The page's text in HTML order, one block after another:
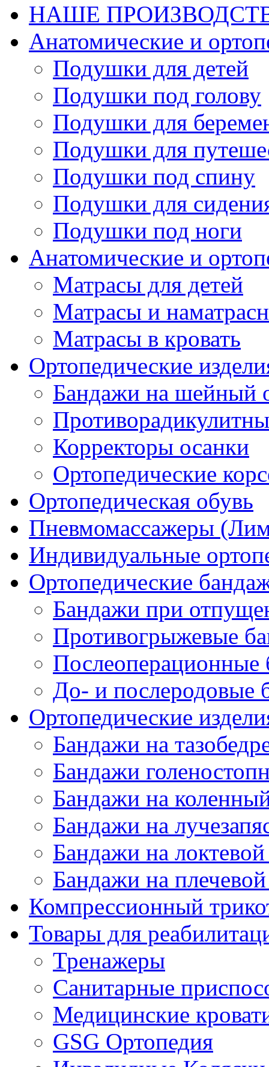
НАШЕ
Анатомические и
Подушки для детей
Подушки под голову
Подушки для
Подушки для
Подушки под спину
Подушки для
Подушки под ноги
Анатомические и
Матрасы для детей
Матрасы и
Матрасы в кровать
Ортопедические
Бандажи на шейный
Корректоры осанки
Ортопедические
Ортопедическая обувь
Пневмомассажеры
Индивидуальные
Ортопедические
Бандажи при
Противогрыжевые
Послеоперационные
До- и послеродовые
Ортопедические
Бандажи на
Бандажи
Бандажи на
Бандажи на
Бандажи на локтевой
Бандажи на плечевой
Компрессионный
Товары для
Тренажеры
Санитарные
Медицинские
GSG Ортопедия